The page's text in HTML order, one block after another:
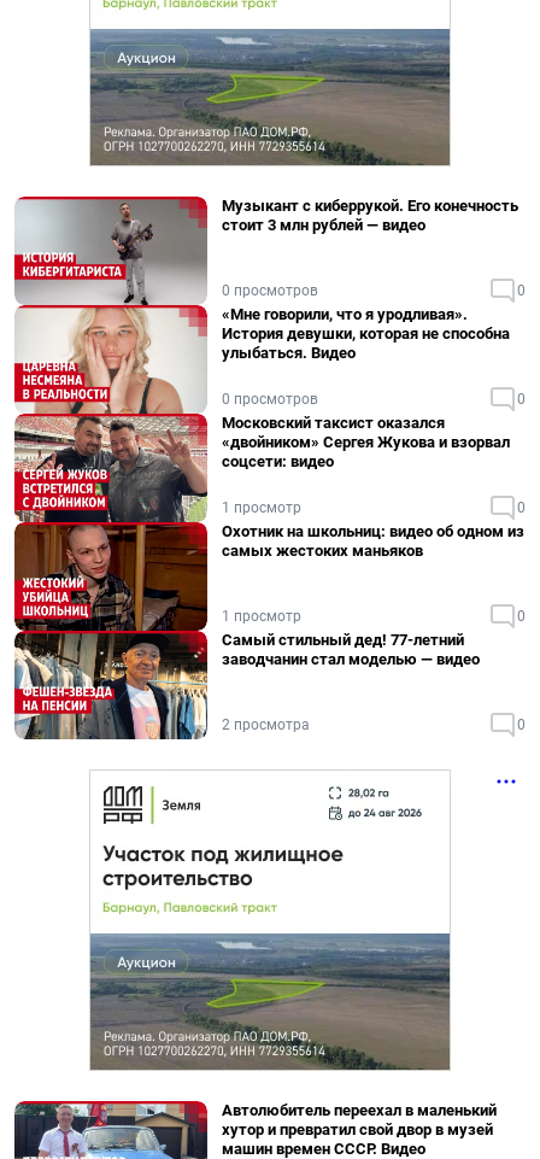
Музыкант с киберрукой. Его конечность
стоит 3 млн рублей — видео
0 просмотров 0
«Мне говорили, что я уродливая».
История девушки, которая не способна
улыбаться. Видео
0 просмотров 0
Московский таксист оказался
«двойником» Сергея Жукова и взорвал
соцсети: видео
1 просмотр 0
Охотник на школьниц: видео об одном из
самых жестоких маньяков
1 просмотр 0
Самый стильный дед! 77-летний
заводчанин стал моделью — видео
2 просмотра 0
Автолюбитель переехал в маленький
хутор и превратил свой двор в музей
машин времен СССР. Видео